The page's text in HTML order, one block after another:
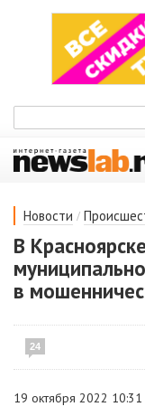
Новости /
В
в
24
19 октября 2022 10:31